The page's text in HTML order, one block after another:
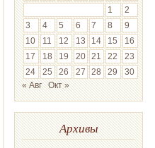
1
2
3
4 5 6 7 8
9
10
11 12 13 14 15
16
17
18 19 20 21 22
23
24
25 26 27 28 29
30
« Авг
Окт »
Архивы